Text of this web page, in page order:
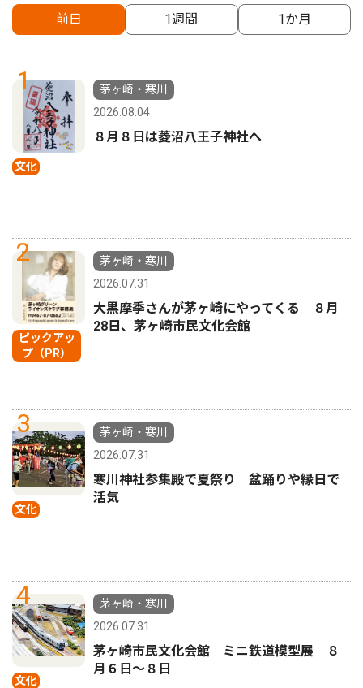
前日 1週間 1か月
1
文化
茅ヶ崎・寒川
2026.08.04
８月８日は菱沼八王子神社へ
2
ピックアッ
プ（PR）
茅ヶ崎・寒川
2026.07.31
大黒摩季さんが茅ヶ崎にやってくる ８月
28日、茅ヶ崎市民文化会館
3
文化
茅ヶ崎・寒川
2026.07.31
寒川神社参集殿で夏祭り 盆踊りや縁日で
活気
4
文化
茅ヶ崎・寒川
2026.07.31
茅ヶ崎市民文化会館 ミニ鉄道模型展 ８
月６日〜８日